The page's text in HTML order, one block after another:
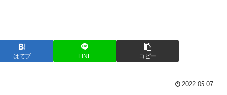
はてブ LINE コピー
2022.05.07